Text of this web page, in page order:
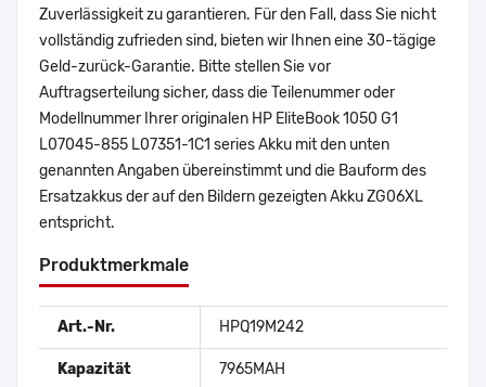
Zuverlässigkeit zu garantieren. Für den Fall, dass Sie nicht
vollständig zufrieden sind, bieten wir Ihnen eine 30-tägige
Geld-zurück-Garantie. Bitte stellen Sie vor
Auftragserteilung sicher, dass die Teilenummer oder
Modellnummer Ihrer originalen HP EliteBook 1050 G1
L07045-855 L07351-1C1 series Akku mit den unten
genannten Angaben übereinstimmt und die Bauform des
Ersatzakkus der auf den Bildern gezeigten Akku ZG06XL
entspricht.
Produktmerkmale
Art.-Nr. HPQ19M242
Kapazität 7965MAH